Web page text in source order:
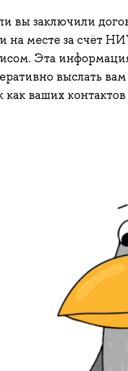
вы заключили
на месте за счёт
Эта
выслать
как ваших